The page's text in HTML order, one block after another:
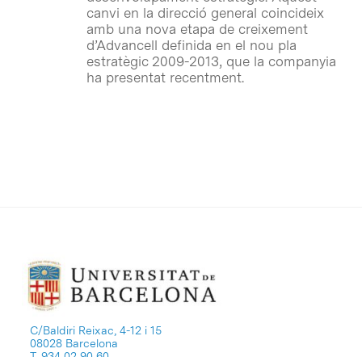
canvi en la direcció general coincideix
amb una nova etapa de creixement
d’Advancell definida en el nou pla
estratègic 2009-2013, que la companyia
ha presentat recentment.
C/Baldiri Reixac, 4-12 i 15
08028 Barcelona